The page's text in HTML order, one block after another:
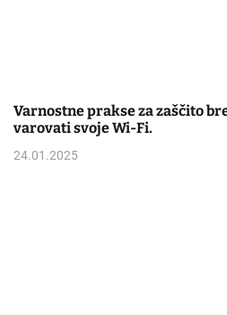
Varnostne prakse za zaščito
varovati svoje Wi-Fi.
24.01.2025